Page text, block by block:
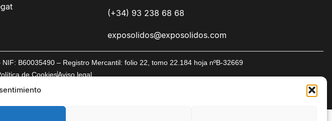
(+34) 93 238 68 68
exposolidos@exposolidos.com
B60035490 – Registro Mercantil: folio 22, tomo 22.184 hoja nºB-32669
de CookiesAviso legal